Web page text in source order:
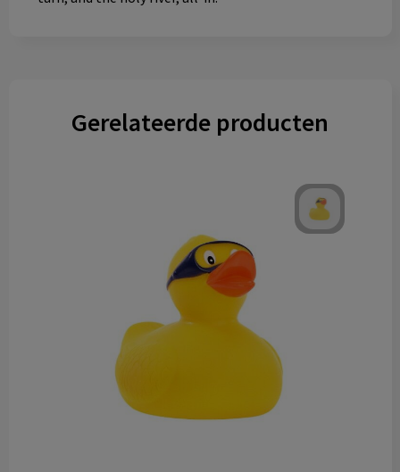
Gerelateerde producten